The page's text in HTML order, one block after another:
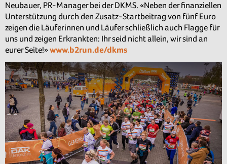
Neubauer, PR-Manager bei der DKMS. «Neben der finanziellen
Unterstützung durch den Zusatz-Startbeitrag von fünf Euro
zeigen die Läuferinnen und Läufer schließlich auch Flagge für
uns und zeigen Erkrankten: Ihr seid nicht allein, wir sind an
eurer Seite!»www.b2run.de/dkms